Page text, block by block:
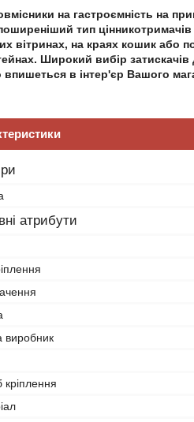
на гастроємність на
тип цінникотримачів
вітринах, на краях кошик або
Широкий вибір затискачів
впишеться в інтер'єр Вашого
атрибути
виробник
кріплення